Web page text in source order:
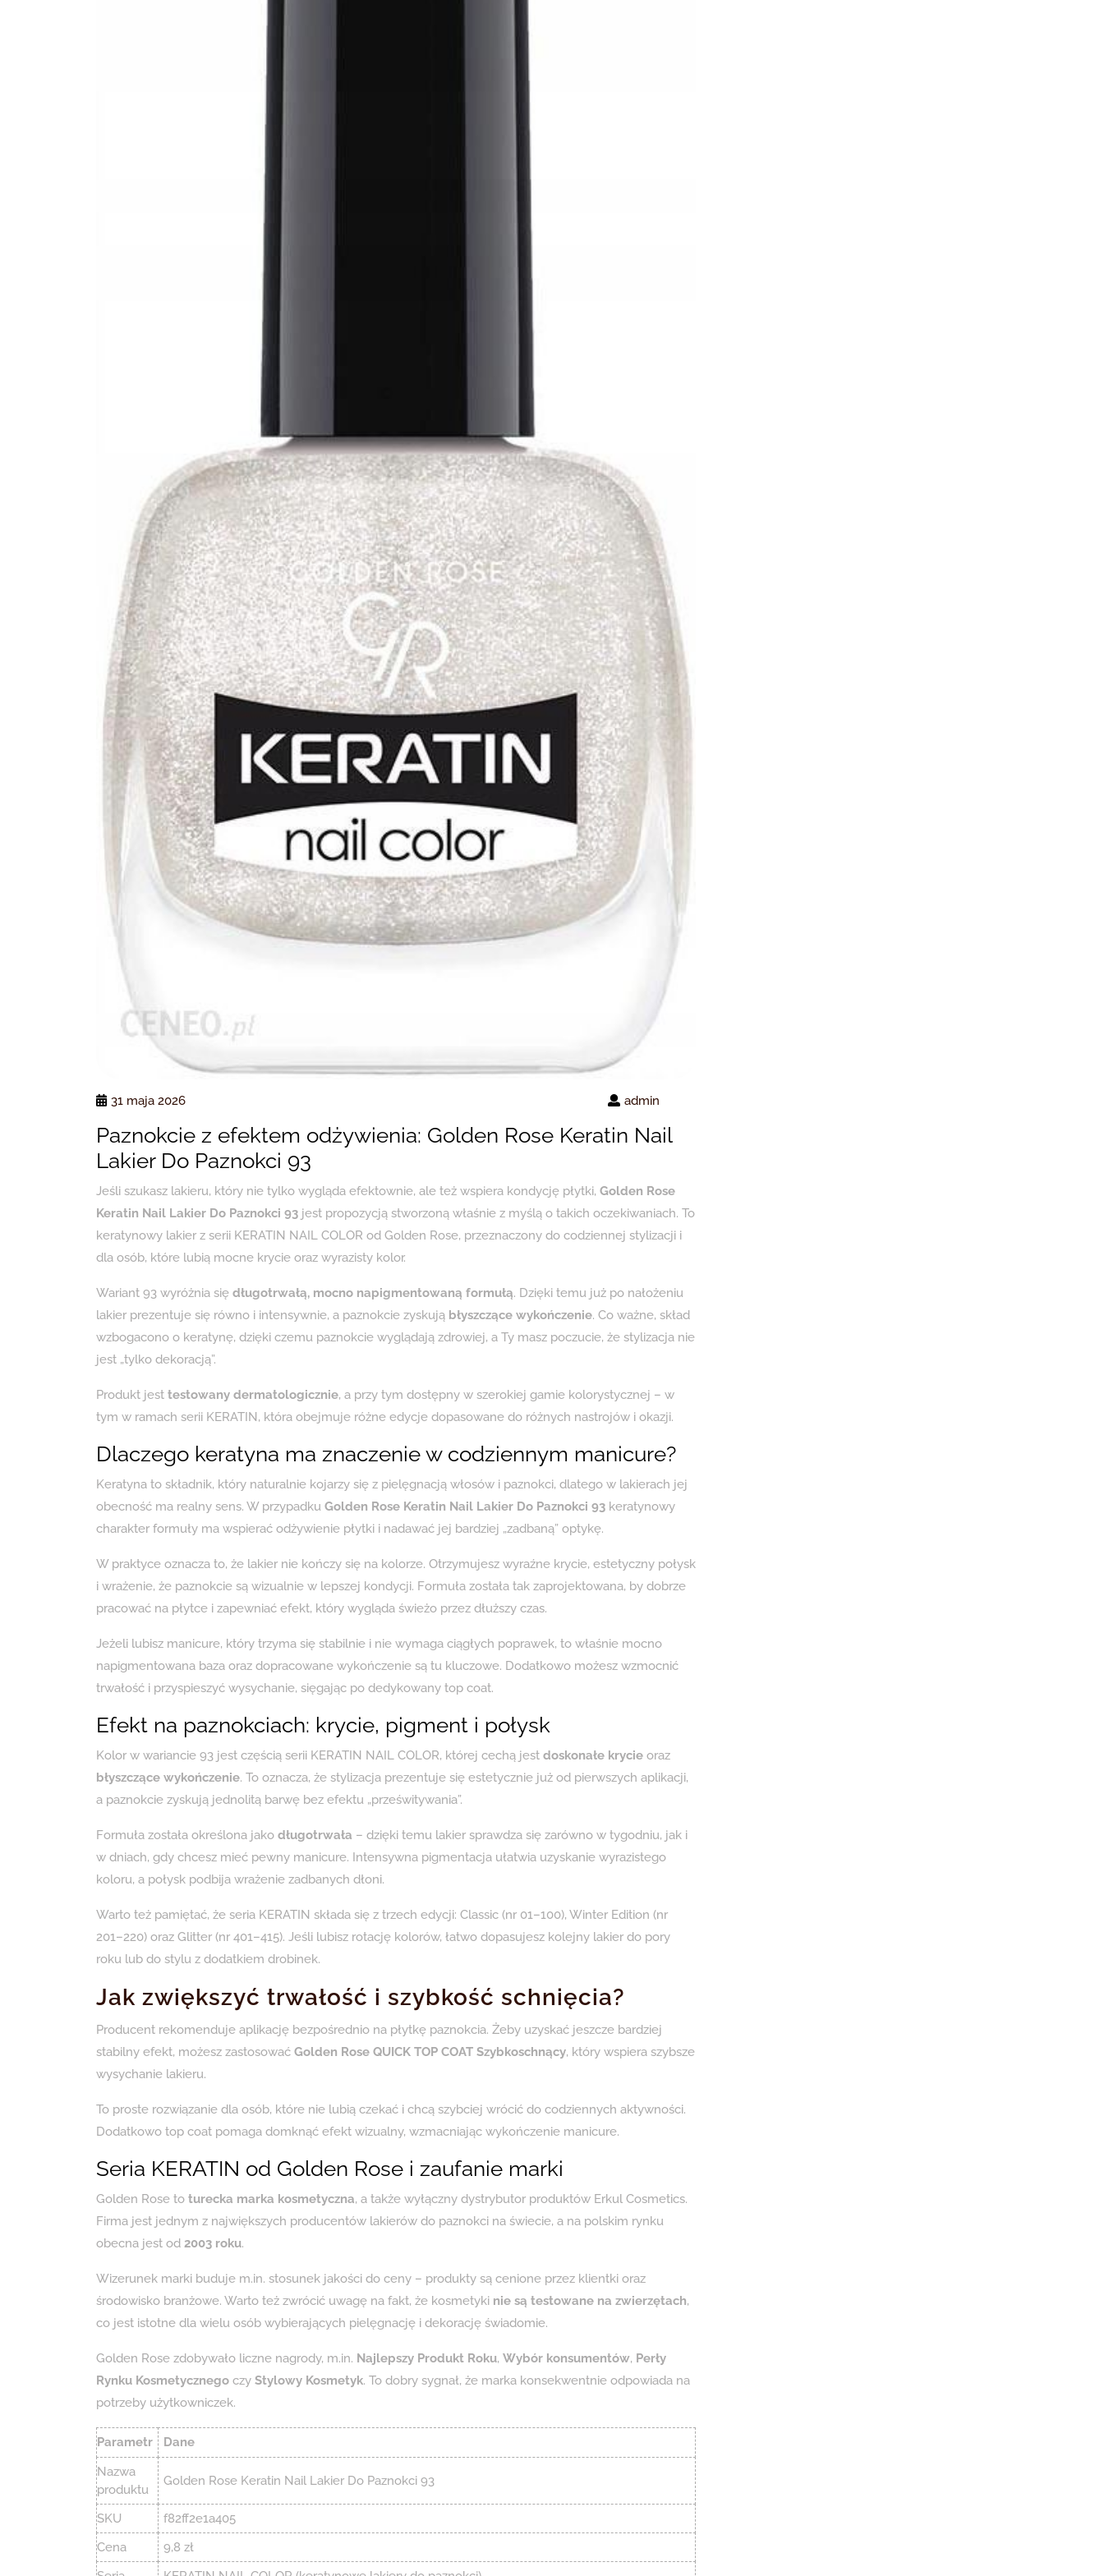
31 maja 2026 admin
Paznokcie z efektem odżywienia: Golden Rose Keratin Nail
Lakier Do Paznokci 93
Jeśli szukasz lakieru, który nie tylko wygląda efektownie, ale też wspiera kondycję płytki, Golden Rose
Keratin Nail Lakier Do Paznokci 93 jest propozycją stworzoną właśnie z myślą o takich oczekiwaniach. To
keratynowy lakier z serii KERATIN NAIL COLOR od Golden Rose, przeznaczony do codziennej stylizacji i
dla osób, które lubią mocne krycie oraz wyrazisty kolor.
Wariant 93 wyróżnia się długotrwałą, mocno napigmentowaną formułą. Dzięki temu już po nałożeniu
lakier prezentuje się równo i intensywnie, a paznokcie zyskują błyszczące wykończenie. Co ważne, skład
wzbogacono o keratynę, dzięki czemu paznokcie wyglądają zdrowiej, a Ty masz poczucie, że stylizacja nie
jest „tylko dekoracją”.
Produkt jest testowany dermatologicznie, a przy tym dostępny w szerokiej gamie kolorystycznej – w
tym w ramach serii KERATIN, która obejmuje różne edycje dopasowane do różnych nastrojów i okazji.
Dlaczego keratyna ma znaczenie w codziennym manicure?
Keratyna to składnik, który naturalnie kojarzy się z pielęgnacją włosów i paznokci, dlatego w lakierach jej
obecność ma realny sens. W przypadku Golden Rose Keratin Nail Lakier Do Paznokci 93 keratynowy
charakter formuły ma wspierać odżywienie płytki i nadawać jej bardziej „zadbaną” optykę.
W praktyce oznacza to, że lakier nie kończy się na kolorze. Otrzymujesz wyraźne krycie, estetyczny połysk
i wrażenie, że paznokcie są wizualnie w lepszej kondycji. Formuła została tak zaprojektowana, by dobrze
pracować na płytce i zapewniać efekt, który wygląda świeżo przez dłuższy czas.
Jeżeli lubisz manicure, który trzyma się stabilnie i nie wymaga ciągłych poprawek, to właśnie mocno
napigmentowana baza oraz dopracowane wykończenie są tu kluczowe. Dodatkowo możesz wzmocnić
trwałość i przyspieszyć wysychanie, sięgając po dedykowany top coat.
Efekt na paznokciach: krycie, pigment i połysk
Kolor w wariancie 93 jest częścią serii KERATIN NAIL COLOR, której cechą jest doskonałe krycie oraz
błyszczące wykończenie. To oznacza, że stylizacja prezentuje się estetycznie już od pierwszych aplikacji,
a paznokcie zyskują jednolitą barwę bez efektu „prześwitywania”.
Formuła została określona jako długotrwała – dzięki temu lakier sprawdza się zarówno w tygodniu, jak i
w dniach, gdy chcesz mieć pewny manicure. Intensywna pigmentacja ułatwia uzyskanie wyrazistego
koloru, a połysk podbija wrażenie zadbanych dłoni.
Warto też pamiętać, że seria KERATIN składa się z trzech edycji: Classic (nr 01–100), Winter Edition (nr
201–220) oraz Glitter (nr 401–415). Jeśli lubisz rotację kolorów, łatwo dopasujesz kolejny lakier do pory
roku lub do stylu z dodatkiem drobinek.
Jak zwiększyć trwałość i szybkość schnięcia?
Producent rekomenduje aplikację bezpośrednio na płytkę paznokcia. Żeby uzyskać jeszcze bardziej
stabilny efekt, możesz zastosować Golden Rose QUICK TOP COAT Szybkoschnący, który wspiera szybsze
wysychanie lakieru.
To proste rozwiązanie dla osób, które nie lubią czekać i chcą szybciej wrócić do codziennych aktywności.
Dodatkowo top coat pomaga domknąć efekt wizualny, wzmacniając wykończenie manicure.
Seria KERATIN od Golden Rose i zaufanie marki
Golden Rose to turecka marka kosmetyczna, a także wyłączny dystrybutor produktów Erkul Cosmetics.
Firma jest jednym z największych producentów lakierów do paznokci na świecie, a na polskim rynku
obecna jest od 2003 roku.
Wizerunek marki buduje m.in. stosunek jakości do ceny – produkty są cenione przez klientki oraz
środowisko branżowe. Warto też zwrócić uwagę na fakt, że kosmetyki nie są testowane na zwierzętach,
co jest istotne dla wielu osób wybierających pielęgnację i dekorację świadomie.
Golden Rose zdobywało liczne nagrody, m.in. Najlepszy Produkt Roku, Wybór konsumentów, Perły
Rynku Kosmetycznego czy Stylowy Kosmetyk. To dobry sygnał, że marka konsekwentnie odpowiada na
potrzeby użytkowniczek.
Parametr
Dane
Nazwa
produktu
Golden Rose Keratin Nail Lakier Do Paznokci 93
SKU
f82ff2e1a405
Cena
9,8 zł